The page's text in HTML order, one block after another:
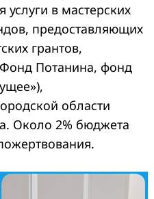
услуги в мастерских
предоставляющих
грантов,
Потанина, фонд
области
Около 2% бюджета